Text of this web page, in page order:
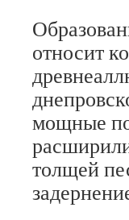
относит
мощные
толщей